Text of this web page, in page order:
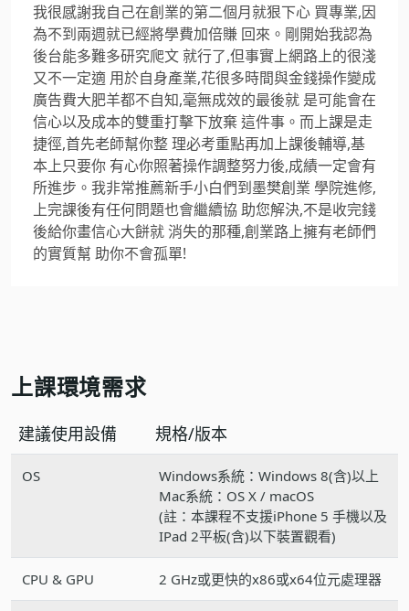
我很感謝我自己在創業的第二個月就狠下心 買專業,因
為不到兩週就已經將學費加倍賺 回來。剛開始我認為
後台能多難多研究爬文 就行了,但事實上網路上的很淺
又不一定適 用於自身產業,花很多時間與金錢操作變成
廣告費大肥羊都不自知,毫無成效的最後就 是可能會在
信心以及成本的雙重打擊下放棄 這件事。而上課是走
捷徑,首先老師幫你整 理必考重點再加上課後輔導,基
本上只要你 有心你照著操作調整努力後,成績一定會有
所進步。我非常推薦新手小白們到墨樊創業 學院進修,
上完課後有任何問題也會繼續協 助您解決,不是收完錢
後給你畫信心大餅就 消失的那種,創業路上擁有老師們
的實質幫 助你不會孤單!
上課環境需求
建議使用設備 規格/版本
OS
Windows系統：Windows 8(含)以上
Mac系統：OS X / macOS
(註：本課程不支援iPhone 5 手機以及
IPad 2平板(含)以下裝置觀看)
CPU & GPU 2 GHz或更快的x86或x64位元處理器